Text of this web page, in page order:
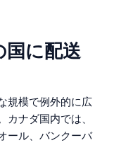
国に配送
規模で例外的に広
ナダ国内では、
ール、バンクーバ